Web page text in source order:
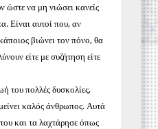
ώστε να μη νιώσει κανείς
Είναι αυτοί που, αν
βιώνει τον πόνο, θα
είτε με συζήτηση είτε
του πολλές δυσκολίες,
καλός άνθρωπος. Αυτά
και τα λαχτάρησε όπως